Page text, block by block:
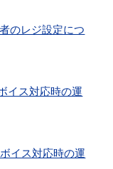
のレジ設定につ
イス対応時の運
イス対応時の運